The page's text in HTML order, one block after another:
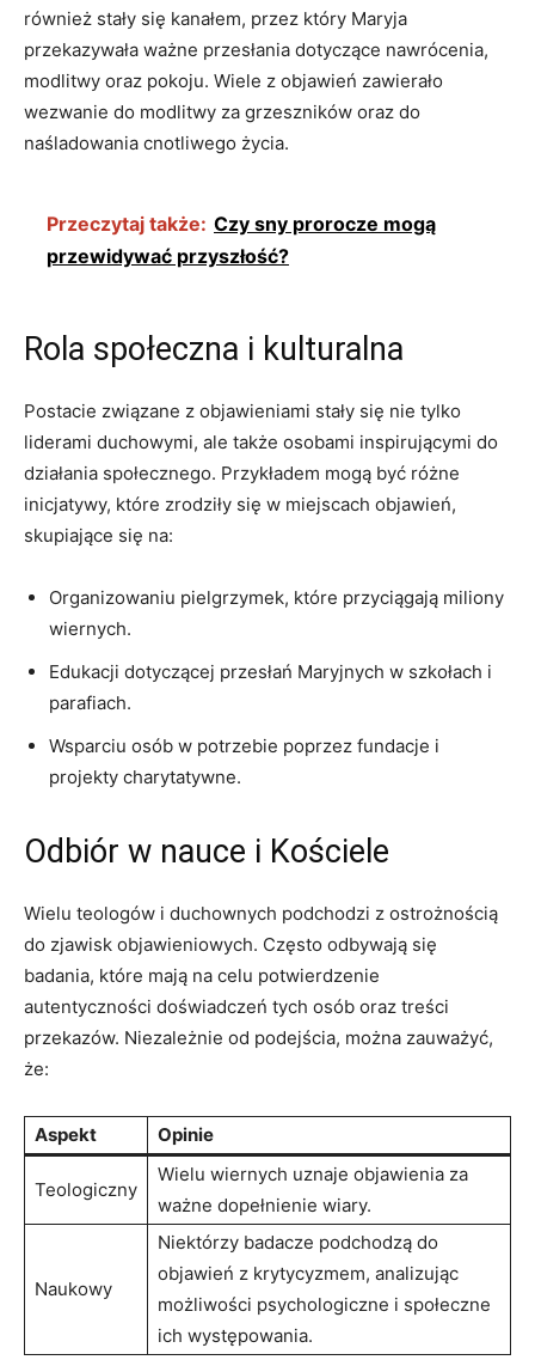
również stały się kanałem, przez który Maryja
przekazywała ważne przesłania dotyczące nawrócenia,
modlitwy oraz pokoju. Wiele z objawień zawierało
wezwanie do modlitwy za grzeszników ‌oraz do
naśladowania cnotliwego‍ życia.
Przeczytaj także: Czy sny prorocze mogą
przewidywać przyszłość?
Rola społeczna⁣ i kulturalna
Postacie związane z objawieniami stały się ​nie ‍tylko
liderami duchowymi, ale także osobami inspirującymi do
działania społecznego. Przykładem mogą być​ różne
⁢inicjatywy, które zrodziły ⁣się w⁣ miejscach objawień,
⁤skupiające‍ się na:
Organizowaniu pielgrzymek, które przyciągają miliony
wiernych.
Edukacji ⁣dotyczącej przesłań ​Maryjnych w szkołach i​
parafiach.
Wsparciu ​osób​ w potrzebie poprzez fundacje⁤ i⁣
projekty charytatywne.
Odbiór w nauce i Kościele
Wielu teologów i duchownych podchodzi z ⁣ostrożnością
do ⁤zjawisk objawieniowych. Często odbywają się
badania, które mają na ‌celu⁣ potwierdzenie
⁢autentyczności doświadczeń⁤ tych ​osób oraz treści
przekazów. Niezależnie od podejścia, można zauważyć,
że:
Aspekt Opinie
Teologiczny
Wielu‍ wiernych⁢ uznaje ‍objawienia za
ważne⁢ dopełnienie wiary.
Naukowy
Niektórzy badacze podchodzą‌ do
objawień z krytycyzmem, analizując
możliwości psychologiczne i społeczne
ich występowania.